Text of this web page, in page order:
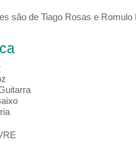
são de Tiago Rosas e Romulo